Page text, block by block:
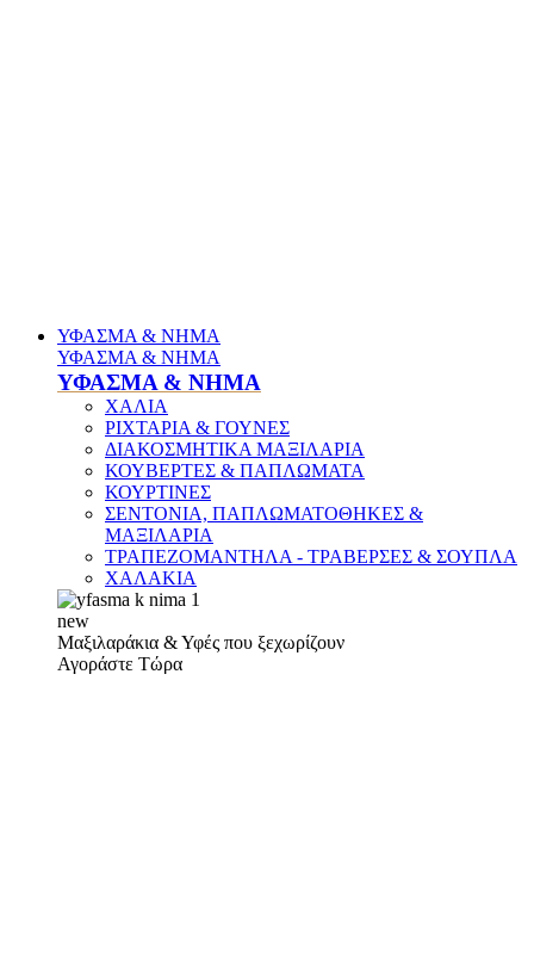
ΥΦΑΣΜΑ & ΝΗΜΑ
ΥΦΑΣΜΑ & ΝΗΜΑ
ΥΦΑΣΜΑ & ΝΗΜΑ
ΧΑΛΙΑ
ΡΙΧΤΑΡΙΑ & ΓΟΥΝΕΣ
ΔΙΑΚΟΣΜΗΤΙΚΑ ΜΑΞΙΛΑΡΙΑ
ΚΟΥΒΕΡΤΕΣ & ΠΑΠΛΩΜΑΤΑ
ΚΟΥΡΤΙΝΕΣ
ΣΕΝΤΟΝΙΑ, ΠΑΠΛΩΜΑΤΟΘΗΚΕΣ &
ΜΑΞΙΛΑΡΙΑ
ΤΡΑΠΕΖΟΜΑΝΤΗΛΑ - ΤΡΑΒΕΡΣΕΣ & ΣΟΥΠΛΑ
ΧΑΛΑΚΙΑ
new
Μαξιλαράκια & Υφές που ξεχωρίζουν
Αγοράστε Τώρα